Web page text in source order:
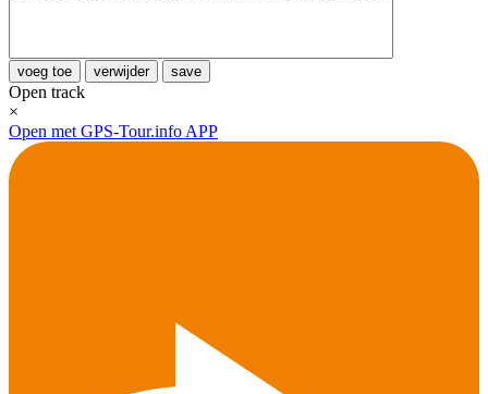
voeg toe verwijder save
Open track
×
Open met GPS-Tour.info APP